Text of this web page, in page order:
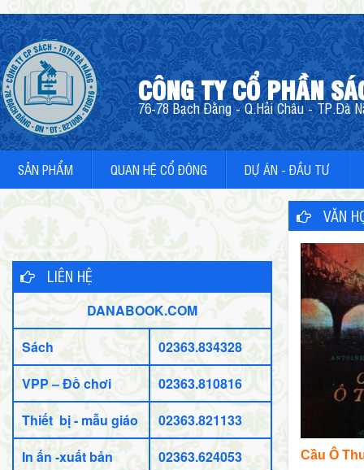
CÔNG TY CỔ PHẦN
76-78 Bạch Đằng - Q.Hải Châu - TP.Đà
SẢN PHẨM QUAN HỆ CỔ ĐÔNG DỰ ÁN - ĐẦU TƯ
LIÊN HỆ
DANABOOK.COM
Sách
02363.834328
VPP – Đồ chơi
02363.810816
Thiết bị - mẫu giáo
02363.821133
In ấn -xuất bản
02363.624053
VĂN
Cầu Ô